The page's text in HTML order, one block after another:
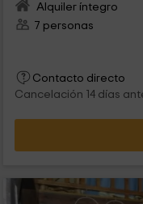
Alquiler íntegro
7 personas
Contacto directo
Cancelación 14 días